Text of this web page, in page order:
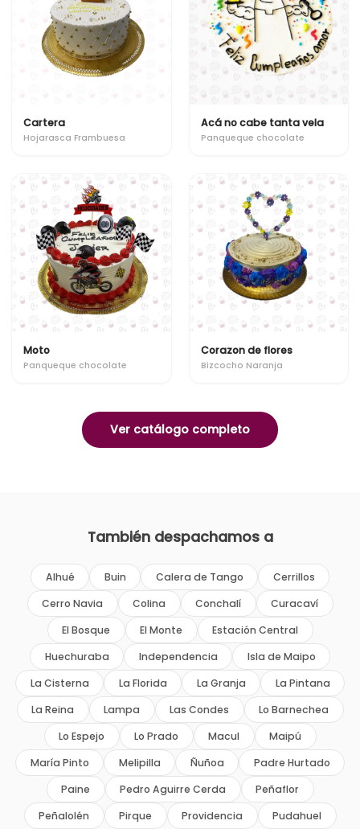
Cartera
Hojarasca Frambuesa
Acá no cabe tanta vela
Panqueque chocolate
Moto
Panqueque chocolate
Corazon de flores
Bizcocho Naranja
Ver catálogo completo
También despachamos a
Alhué Buin Calera de Tango
Cerrillos
Cerro Navia
Colina Conchalí
Curacaví
El Bosque
El Monte
Estación Central
Huechuraba
Independencia
Isla de Maipo
La Cisterna
La Florida La Granja
La Pintana
La Reina
Lampa Las Condes
Lo Barnechea
Lo Espejo
Lo Prado Macul
Maipú
María Pinto
Melipilla Ñuñoa
Padre Hurtado
Paine
Pedro Aguirre Cerda
Peñaflor
Peñalolén
Pirque Providencia Pudahuel